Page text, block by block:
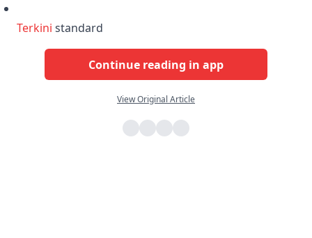
Terkini standard
Continue reading in app
View Original Article